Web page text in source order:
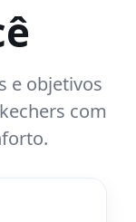
e objetivos
com